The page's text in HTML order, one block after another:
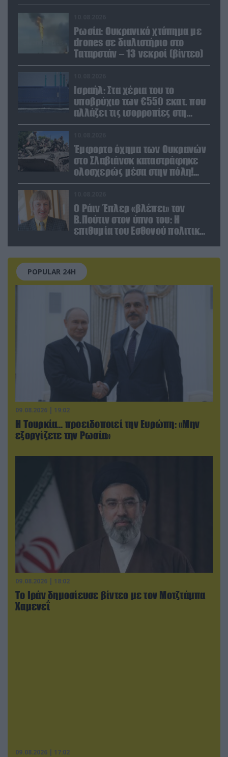
προμηθεύει την Ουκρανία
Ρωσία: Ουκρανικό χτύπημα με
drones σε διυλιστήριο στο
Ταταρστάν – 13 νεκροί (βίντεο)
Ισραήλ: Στα χέρια του το
υποβρύχιο των €550 εκατ. που
αλλάζει τις ισορροπίες στη
Μέση Ανατολή (βίντεο)
Έμφορτο όχημα των Ουκρανών
στο Σλαβιάνσκ καταστράφηκε
ολοσχερώς μέσα στην πόλη!
(βίντεο)
Ο Ράιν Έπλερ «βλέπει» τον
Β.Πούτιν στον ύπνο του: Η
επιθυμία του Εσθονού πολιτικού
POPULAR 24H
09.08.2026 | 19:02
Η Τουρκία… προειδοποιεί την Ευρώπη: «Μην
εξοργίζετε την Ρωσία»
09.08.2026 | 18:02
Το Ιράν δημοσίευσε βίντεο με τον Μοτζτάμπα
Χαμενεΐ
09.08.2026 | 17:02